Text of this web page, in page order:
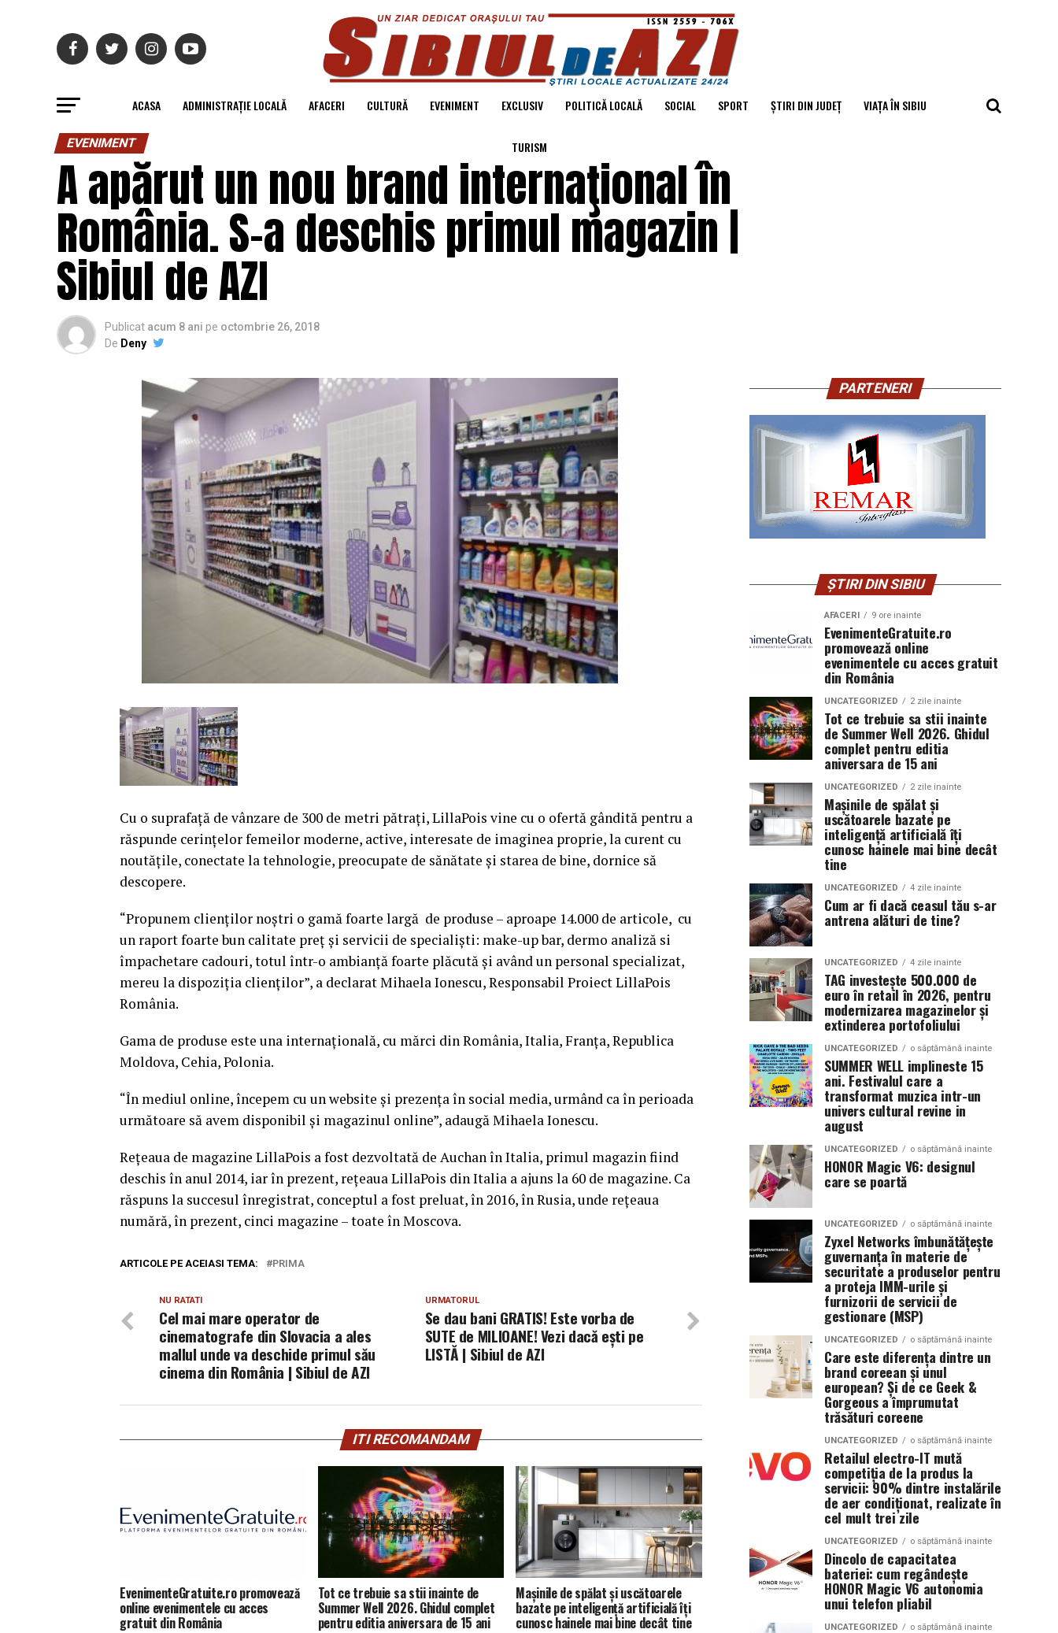
ACASA ADMINISTRAȚIE LOCALĂ AFACERI CULTURĂ EVENIMENT EXCLUSIV POLITICĂ LOCALĂ SOCIAL SPORT ȘTIRI DIN JUDEȚ VIAȚA ÎN SIBIU
TURISM
EVENIMENT
A apărut un nou brand internaţional în
România. S-a deschis primul magazin |
Sibiul de AZI
Publicat acum 8 ani pe octombrie 26, 2018
De Deny
Cu o suprafaţă de vânzare de 300 de metri pătraţi, LillaPois vine cu o ofertă gândită pentru a
răspunde cerinţelor femeilor moderne, active, interesate de imaginea proprie, la curent cu
noutăţile, conectate la tehnologie, preocupate de sănătate şi starea de bine, dornice să
descopere.
“Propunem clienţilor noştri o gamă foarte largă de produse – aproape 14.000 de articole, cu
un raport foarte bun calitate preţ şi servicii de specialişti: make-up bar, dermo analiză si
împachetare cadouri, totul într-o ambianţă foarte plăcută şi având un personal specializat,
mereu la dispoziţia clienţilor”, a declarat Mihaela Ionescu, Responsabil Proiect LillaPois
România.
Gama de produse este una internaţională, cu mărci din România, Italia, Franţa, Republica
Moldova, Cehia, Polonia.
“În mediul online, începem cu un website şi prezenţa în social media, urmând ca în perioada
următoare să avem disponibil şi magazinul online”, adaugă Mihaela Ionescu.
Reţeaua de magazine LillaPois a fost dezvoltată de Auchan în Italia, primul magazin fiind
deschis în anul 2014, iar în prezent, reţeaua LillaPois din Italia a ajuns la 60 de magazine. Ca
răspuns la succesul înregistrat, conceptul a fost preluat, în 2016, în Rusia, unde reţeaua
numără, în prezent, cinci magazine – toate în Moscova.
ARTICOLE PE ACEIASI TEMA: PRIMA
URMATORUL
Se dau bani GRATIS! Este vorba de
SUTE de MILIOANE! Vezi dacă ești pe
LISTĂ | Sibiul de AZI
NU RATATI
Cel mai mare operator de
cinematografe din Slovacia a ales
mallul unde va deschide primul său
cinema din România | Sibiul de AZI
ITI RECOMANDAM
EvenimenteGratuite.ro promovează
online evenimentele cu acces
gratuit din România
Tot ce trebuie sa stii inainte de
Summer Well 2026. Ghidul complet
pentru editia aniversara de 15 ani
Mașinile de spălat și uscătoarele
bazate pe inteligență artificială îți
cunosc hainele mai bine decât tine
PARTENERI
ȘTIRI DIN SIBIU
AFACERI 9 ore inainte
EvenimenteGratuite.ro
promovează online
evenimentele cu acces gratuit
din România
UNCATEGORIZED 2 zile inainte
Tot ce trebuie sa stii inainte
de Summer Well 2026. Ghidul
complet pentru editia
aniversara de 15 ani
UNCATEGORIZED 2 zile inainte
Mașinile de spălat și
uscătoarele bazate pe
inteligență artificială îți
cunosc hainele mai bine decât
tine
UNCATEGORIZED 4 zile inainte
Cum ar fi dacă ceasul tău s-ar
antrena alături de tine?
UNCATEGORIZED 4 zile inainte
TAG investește 500.000 de
euro în retail în 2026, pentru
modernizarea magazinelor și
extinderea portofoliului
UNCATEGORIZED o săptămână inainte
SUMMER WELL implineste 15
ani. Festivalul care a
transformat muzica intr-un
univers cultural revine in
august
UNCATEGORIZED o săptămână inainte
HONOR Magic V6: designul
care se poartă
UNCATEGORIZED o săptămână inainte
Zyxel Networks îmbunătățește
guvernanța în materie de
securitate a produselor pentru
a proteja IMM-urile și
furnizorii de servicii de
gestionare (MSP)
UNCATEGORIZED o săptămână inainte
Care este diferența dintre un
brand coreean și unul
european? Și de ce Geek &
Gorgeous a împrumutat
trăsături coreene
UNCATEGORIZED o săptămână inainte
Retailul electro-IT mută
competiția de la produs la
servicii: 90% dintre instalările
de aer condiționat, realizate în
cel mult trei zile
UNCATEGORIZED o săptămână inainte
Dincolo de capacitatea
bateriei: cum regândește
HONOR Magic V6 autonomia
unui telefon pliabil
UNCATEGORIZED o săptămână inainte